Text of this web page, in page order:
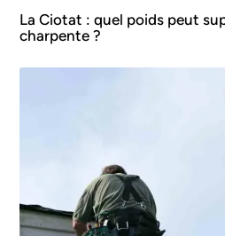
La Ciotat : quel poids peut
charpente ?